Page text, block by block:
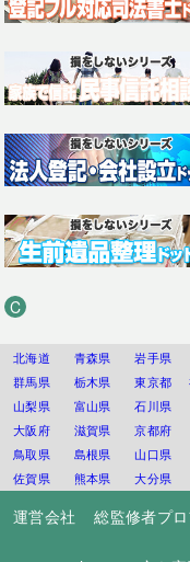
C
北海道 青森県 岩手県
群馬県
栃木県 東京都
山梨県
富山県 石川県
大阪府
滋賀県 京都府
鳥取県
島根県 山口県
佐賀県
熊本県 大分県
運営会社 総監修者プ